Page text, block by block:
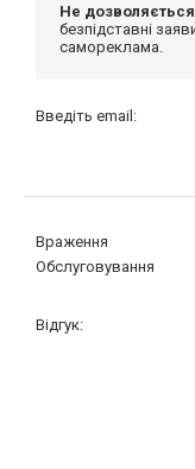
Не
безпідставні
самореклама.
Введіть email:
Враження
Обслуговування
Відгук: